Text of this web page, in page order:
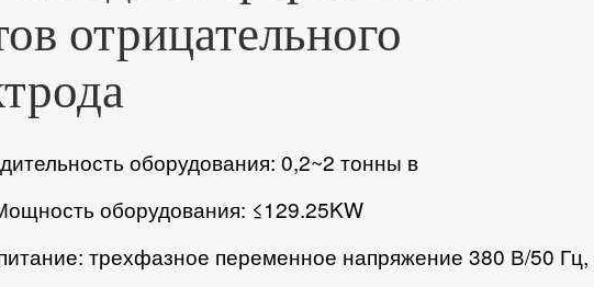
отрицательного
оборудования: 0,2~2 тонны в
оборудования: ≤129.25KW
трехфазное переменное напряжение 380 В/50 Гц,